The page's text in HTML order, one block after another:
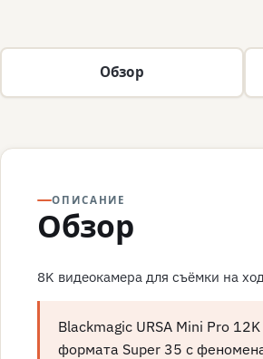
Обзор
ОПИСАНИЕ
Обзор
8K видеокамера для съёмки на
Blackmagic URSA Mini Pro
формата Super 35 с